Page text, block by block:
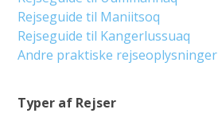
Typer af Rejser
Rejseguide til Maniitsoq
Rejseguide til Kangerlussuaq
Andre praktiske rejseoplysninger